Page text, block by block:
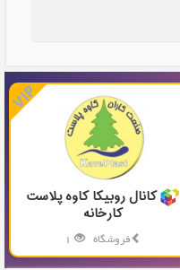
کانال روبیکا کاوه پلاست
کارخانه
فروشگاه
تولید و پخش محصولات پلاستیکی...